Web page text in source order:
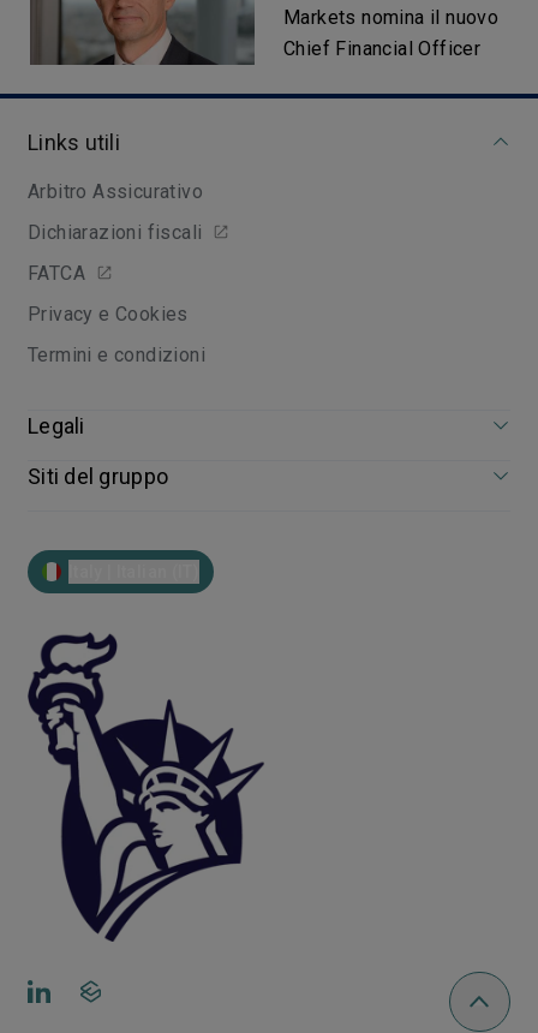
Markets nomina il nuovo
Chief Financial Officer
Links utili
Arbitro Assicurativo
Dichiarazioni fiscali
FATCA
Privacy e Cookies
Termini e condizioni
Legali
Siti del gruppo